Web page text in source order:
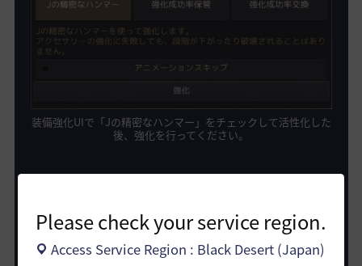
Please check your service region.
Access Service Region : Black Desert (Japan)
装備強化UIで「Jの精密なハンマー」をチェックして活性化した
後、強化を行ってください。
ちょっと待って！
「Jの精密なハンマー」を使う装備がなか